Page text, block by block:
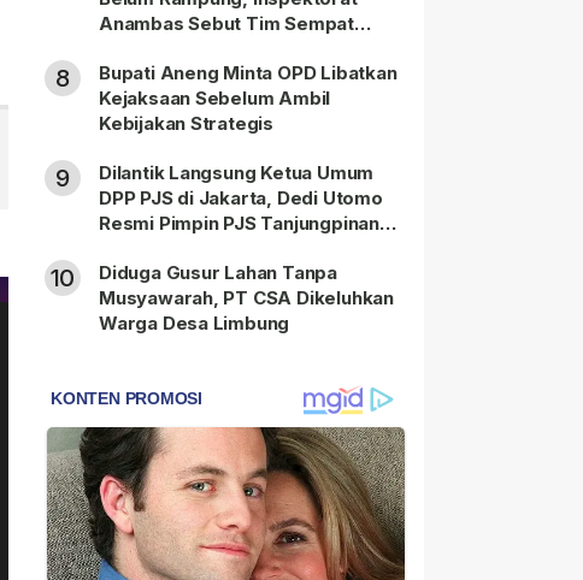
Anambas Sebut Tim Sempat
8
Bupati Aneng Minta OPD Libatkan
Kejaksaan Sebelum Ambil
Kebijakan Strategis
9
Dilantik Langsung Ketua Umum
DPP PJS di Jakarta, Dedi Utomo
Resmi Pimpin PJS Tanjungpinang-
10
Diduga Gusur Lahan Tanpa
Musyawarah, PT CSA Dikeluhkan
Warga Desa Limbung